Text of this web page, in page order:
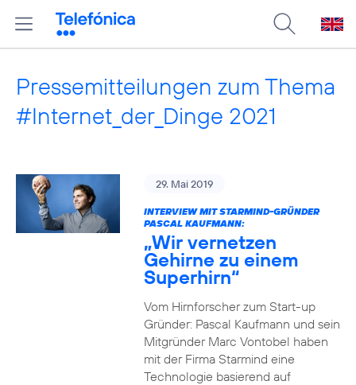
Pressemitteilungen zum Thema
#Internet_der_Dinge 2021
29. Mai 2019
INTERVIEW MIT STARMIND-GRÜNDER
PASCAL KAUFMANN:
„Wir vernetzen
Gehirne zu einem
Superhirn“
Vom Hirnforscher zum Start-up
Gründer: Pascal Kaufmann und sein
Mitgründer Marc Vontobel haben
mit der Firma Starmind eine
Technologie basierend auf